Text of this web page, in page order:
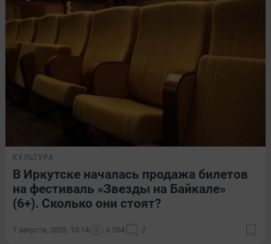
КУЛЬТУРА
В Иркутске началась продажа билетов
на фестиваль «Звезды на Байкале»
(6+). Сколько они стоят?
7 августа, 2023, 10:14 6 554 2